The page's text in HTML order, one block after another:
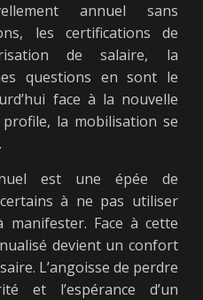
annuel sans
les certifications de
de salaire, la
questions en sont le
face à la nouvelle
la mobilisation se
est une épée de
à ne pas utiliser
Face à cette
devient un confort
L’angoisse de perdre
et l’espérance d’un